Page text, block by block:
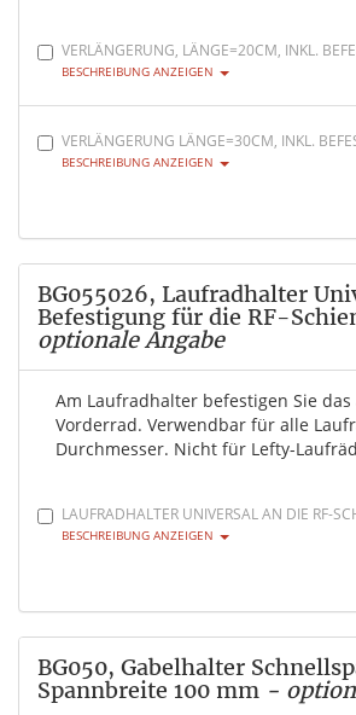
VERLÄNGERUNG, LÄNGE=20CM, INKL.
BESCHREIBUNG ANZEIGEN
VERLÄNGERUNG LÄNGE=30CM, INKL.
BESCHREIBUNG ANZEIGEN
BG055026, Laufradhalter
Befestigung für die RF-
optionale Angabe
Am Laufradhalter befestigen Sie das
Vorderrad. Verwendbar für alle
Durchmesser. Nicht für Lefty-
LAUFRADHALTER UNIVERSAL AN DIE RF-
BESCHREIBUNG ANZEIGEN
BG050, Gabelhalter
Spannbreite 100 mm -